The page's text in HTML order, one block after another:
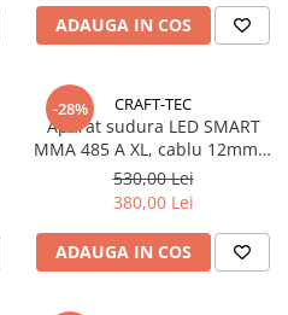
ADAUGA IN COS
-28% CRAFT-TEC
Aparat sudura LED SMART
MMA 485 A XL, cablu 12mm/3
m, MX893
530,00 Lei
380,00 Lei
ADAUGA IN COS